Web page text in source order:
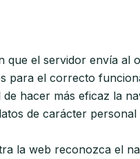
el servidor envía al
para el correcto
hacer más eficaz la
de carácter
la web reconozca el